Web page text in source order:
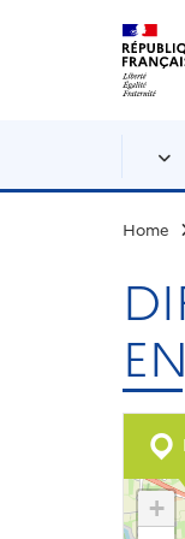
Aller au contenu
Home
+